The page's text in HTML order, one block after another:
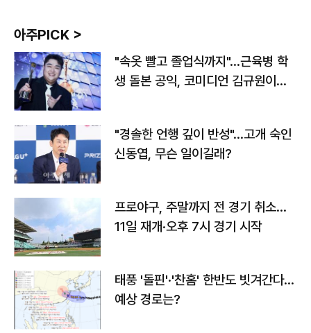
아주PICK >
"속옷 빨고 졸업식까지"…근육병 학
생 돌본 공익, 코미디언 김규원이었
"경솔한 언행 깊이 반성"…고개 숙인
신동엽, 무슨 일이길래?
프로야구, 주말까지 전 경기 취소…
11일 재개·오후 7시 경기 시작
태풍 '돌핀'·'찬홈' 한반도 빗겨간다…
예상 경로는?